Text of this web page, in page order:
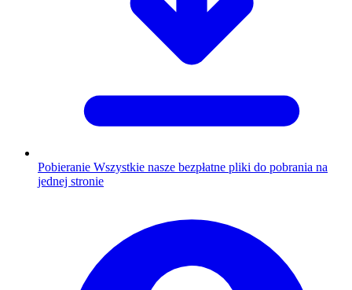
Pobieranie Wszystkie nasze bezpłatne pliki do pobrania na
jednej stronie